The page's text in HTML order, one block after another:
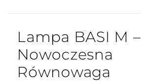
Lampa BASI M –
Nowoczesna
Równowaga